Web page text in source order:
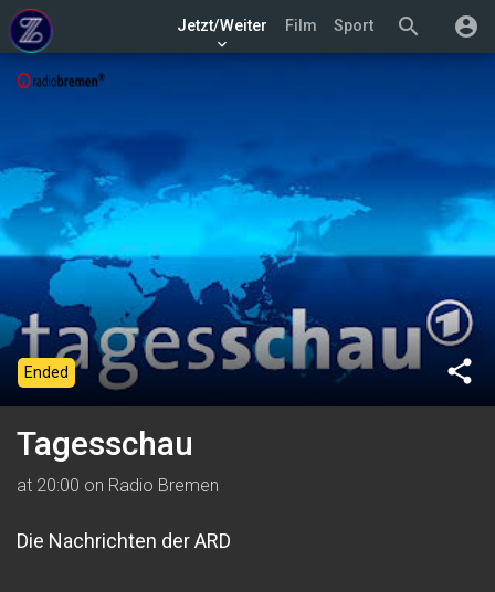
search account_circle
Jetzt/Weiter
keyboard_arrow_down
Film Sport
share
Ended
Tagesschau
at 20:00 on Radio Bremen
Die Nachrichten der ARD